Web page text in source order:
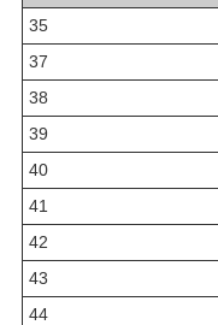
35
37
38
39
40
41
42
43
44